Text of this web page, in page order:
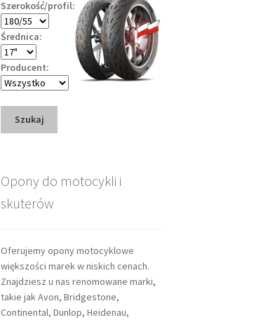
Szerokość/profil:
Średnica:
Producent:
Szukaj
Opony do motocykli i
skuterów
Oferujemy opony motocyklowe
większości marek w niskich cenach.
Znajdziesz u nas renomowane marki,
takie jak Avon, Bridgestone,
Continental, Dunlop, Heidenau,